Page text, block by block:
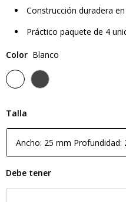
Construcción duradera
Práctico paquete de 4
Color Blanco
Talla
Ancho: 25 mm Profundidad:
Debe tener